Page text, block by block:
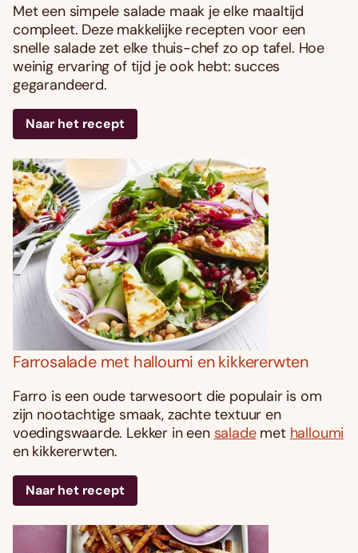
Met een simpele salade maak je elke maaltijd
compleet. Deze makkelijke recepten voor een
snelle salade zet elke thuis-chef zo op tafel. Hoe
weinig ervaring of tijd je ook hebt: succes
gegarandeerd.
Naar het recept
Farrosalade met halloumi en kikkererwten
Farro is een oude tarwesoort die populair is om
zijn nootachtige smaak, zachte textuur en
voedingswaarde. Lekker in een salademet halloumi
en kikkererwten.
Naar het recept